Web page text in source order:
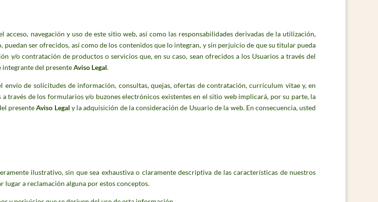
acceso, navegación y uso de este sitio web, así como las responsabilidades derivadas de la utilización,
ser ofrecidos, así como de los contenidos que lo integran, y sin perjuicio de que su titular pueda
y/o contratación de productos o servicios que, en su caso, sean ofrecidos a los Usuarios a través del
del presenteAviso Legal.
de solicitudes de información, consultas, quejas, ofertas de contratación, currículum vitae y, en
través de los formularios y/o buzones electrónicos existentes en el sitio web implicará, por su parte, la
presenteAviso Legal y la adquisición de la consideración de Usuario de la web. En consecuencia, usted
ilustrativo, sin que sea exhaustiva o claramente descriptiva de las características de nuestros
a reclamación alguna por estos conceptos.